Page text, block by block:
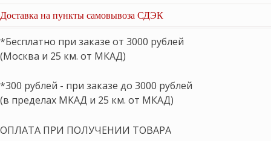
Доставка на пункты самовывоза СДЭК
*Бесплатно при заказе от 3000 рублей
(Москва и 25 км. от МКАД)
*300 рублей - при заказе до 3000 рублей
(в пределах МКАД и 25 км. от МКАД)
ОПЛАТА ПРИ ПОЛУЧЕНИИ ТОВАРА